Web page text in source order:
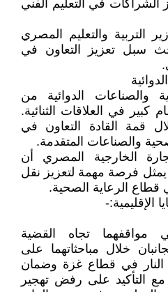
الشراكات في التعليم الفني
التربية والتعليم المصري
سبل تعزيز التعاون في
والصناعات الدوائية من
كبير في العلاقات الثنائية.
قمة القادة التعاون في
والصناعات المتقدمة.
الخارجية المصري أن
يمثل فرصة مهمة لتعزيز نقل
قطاع الرعاية الصحية.
الإقليمية:-
مواقفهما تجاه القضية
خلال مباحثاتهما على
في قطاع غزة وضمان
مع التأكيد على رفض تهجير